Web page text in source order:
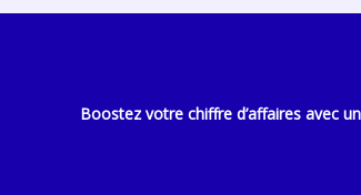
Boostez votre chiffre d’affaires avec